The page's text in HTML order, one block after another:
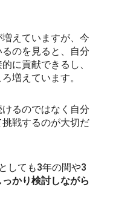
えていますが、今
のを見ると、自分
に貢献できるし、
増えています。
るのではなく自分
戦するのが大切だ
しても3年の間や3
かり検討しながら